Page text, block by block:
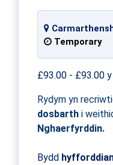
Temporary
£93.00 - £93.00
Rydym yn
dosbarth i
Nghaerfyrddin.
Bydd